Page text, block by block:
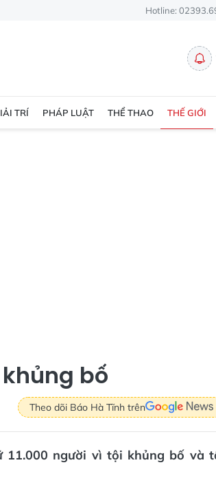
Hotline:
TRÍ PHÁP LUẬT THỂ THAO THẾ GIỚI
bố
Theo dõi Báo Hà Tĩnh trên
11.000 người vì tội khủng bố và